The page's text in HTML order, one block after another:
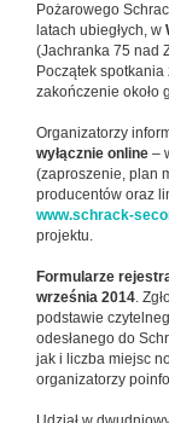
Pożarowego
latach ubiegłych, w
(Jachranka 75 nad
Początek
zakończenie około
Organizatorzy
wyłącznie online –
(zaproszenie, plan
producentów oraz
www.schrack-
projektu.
Formularze
września 2014.
podstawie
odesłanego do
jak i liczba miejsc
organizatorzy